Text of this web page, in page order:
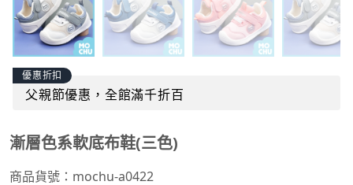
優惠折扣
父親節優惠，全館滿千折百
漸層色系軟底布鞋(三色)
商品貨號： mochu-a0422